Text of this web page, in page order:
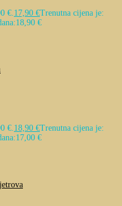
€. 17,90 €Trenutna cijena je:
18,90 €
€.18,90 €Trenutna cijena je:
17,00 €